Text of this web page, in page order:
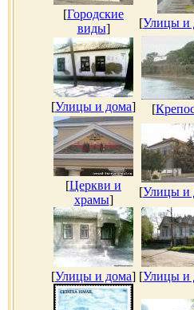
[Городские
виды] [Улицы и
[Улицы и дома] [
[Церкви и
храмы]
[Улицы и
[Улицы и дома] [Улицы и